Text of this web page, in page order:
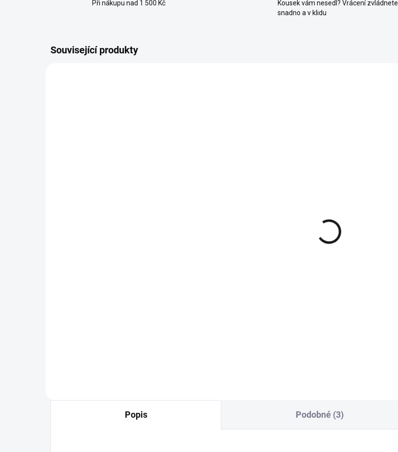
Při nákupu nad 1 500 Kč
Kousek vám nesedl? Vrácení zvládnete
snadno a v klidu
Související produkty
Popis Podobné (3)